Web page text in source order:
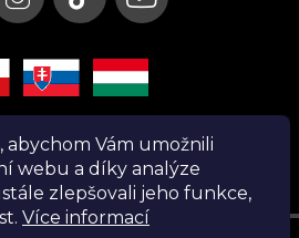
abychom Vám umožnili
webu a díky analýze
zlepšovali jeho funkce,
Více informací